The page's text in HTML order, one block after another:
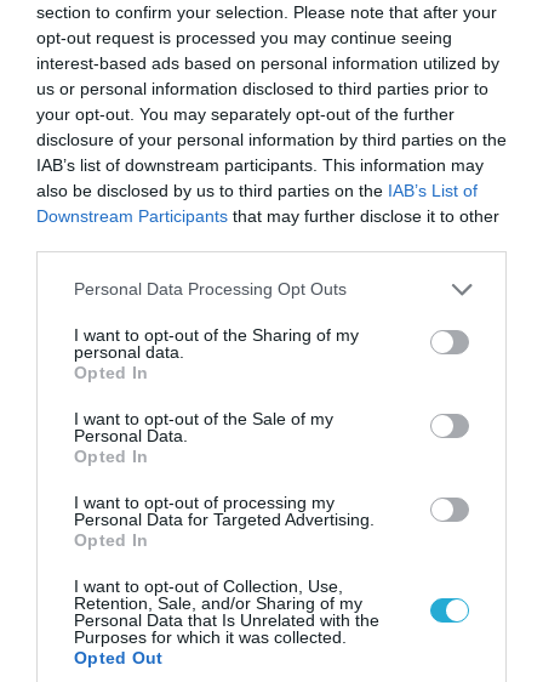
section to confirm your selection. Please note that after your
opt-out request is processed you may continue seeing
interest-based ads based on personal information utilized by
us or personal information disclosed to third parties prior to
your opt-out. You may separately opt-out of the further
disclosure of your personal information by third parties on the
IAB’s list of downstream participants. This information may
also be disclosed by us to third parties on the IAB’s List of
Downstream Participants that may further disclose it to other
Please note that this website/app uses one or more Google
not limited to your visit or usage behaviour. You may click to
grant or deny consent to Google and its third-party tags to
use your data for below specified purposes in below Google
consent section.
Personal Data Processing Opt Outs
I want to opt-out of the Sharing of my
personal data.
Opted In
I want to opt-out of the Sale of my
Personal Data.
Opted In
I want to opt-out of processing my
Personal Data for Targeted Advertising.
Opted In
I want to opt-out of Collection, Use,
Retention, Sale, and/or Sharing of my
Personal Data that Is Unrelated with the
Purposes for which it was collected.
Opted Out
06.08.2026 | 01:02
Ο πρόεδρος του Ιράν αποκαλύπτει για
την υγεία του Μοτζτάμπα Χαμενεΐ
«τώρα είναι πολύ δύσκολη η
επικοινωνία»
06.08.2026
Οι Χούθι σφυροκοπούν τα
σαουδαραβικά πετρελαιοφόρα:
ημέρα στην Ερυθρά Θάλασσα
06.08.2026
Σύγκρουση ελικοπτέρων στην
Βρετανού χειριστή και του
Έλληνα πιλότου από το δεύτερο
Τρόμος στη βόρεια Καρολίνα
μετά από ένοπλη επίθεση σε
οικογένειας – 4 οι τραυματίες
(upd)
06.08.2026
Σφραγίζεται το αιολικό πάρκο